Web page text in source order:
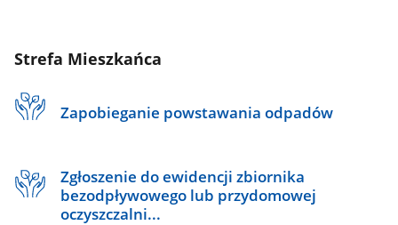
Strefa Mieszkańca
Zapobieganie powstawania odpadów
Zgłoszenie do ewidencji zbiornika
bezodpływowego lub przydomowej
oczyszczalni...